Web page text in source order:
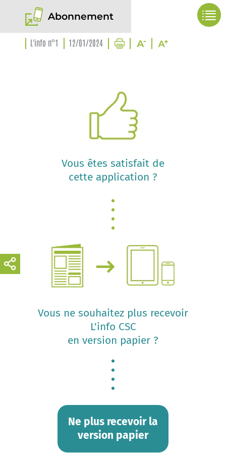
Abonnement
L'info n°1 12/01/2024
Vous êtes satisfait de
cette application ?
Vous ne souhaitez plus recevoir
L'info CSC
en version papier ?
Ne plus recevoir la
version papier